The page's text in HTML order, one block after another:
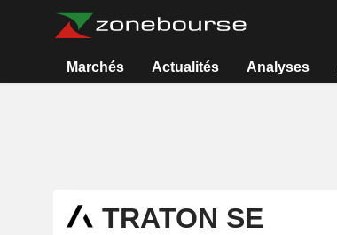
Marchés Actualités Analyses
TRATON SE